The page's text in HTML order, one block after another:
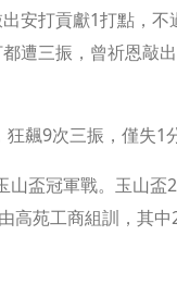
安打貢獻1打點，
遭三振，曾祈恩敲
飆9次三振，僅失1
盃冠軍戰。玉山盃
高苑工商組訓，其